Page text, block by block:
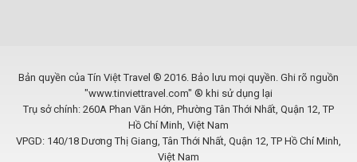
Bản quyền của Tín Việt Travel ® 2016. Bảo lưu mọi quyền. Ghi rõ nguồn
"www.tinviettravel.com" ® khi sử dụng lại
Trụ sở chính: 260A Phan Văn Hớn, Phường Tân Thới Nhất, Quận 12, TP
Hồ Chí Minh, Việt Nam
VPGD: 140/18 Dương Thị Giang, Tân Thới Nhất, Quận 12, TP Hồ Chí Minh,
Việt Nam